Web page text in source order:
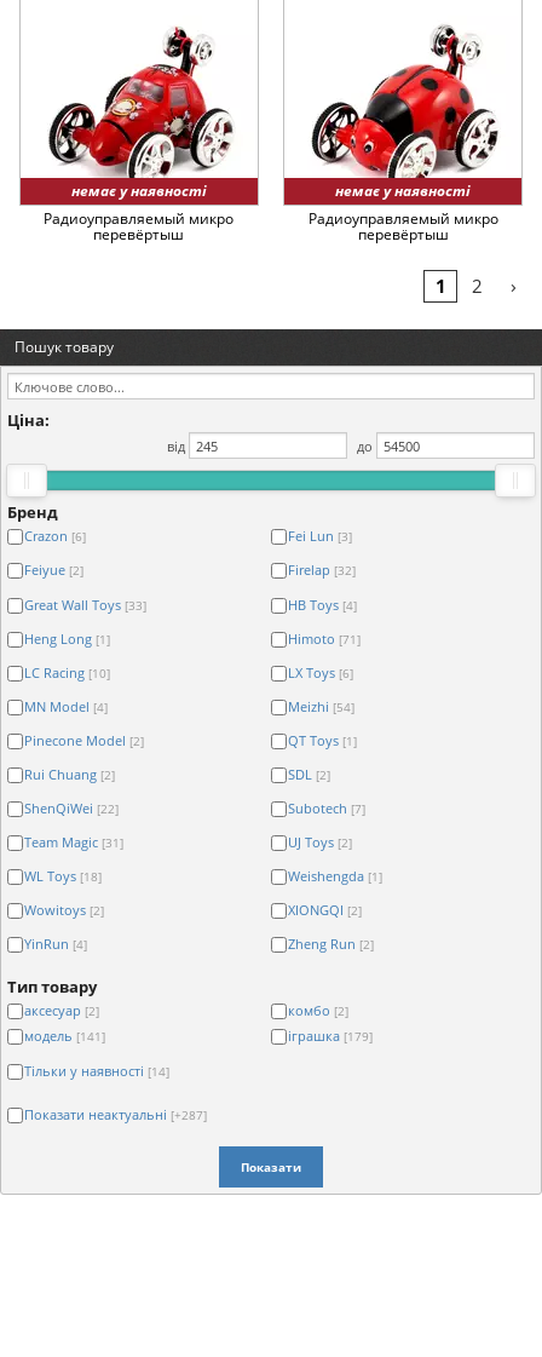
немає у наявності
Радиоуправляемый микро
перевёртыш
немає у наявності
Радиоуправляемый микро
перевёртыш
1 2 ›
Пошук товару
Ціна:
від до
Бренд
Crazon [6] Fei Lun [3]
Feiyue [2] Firelap [32]
Great Wall Toys [33] HB Toys [4]
Heng Long [1] Himoto [71]
LC Racing [10] LX Toys [6]
MN Model [4] Meizhi [54]
Pinecone Model [2] QT Toys [1]
Rui Chuang [2] SDL [2]
ShenQiWei [22] Subotech [7]
Team Magic [31] UJ Toys [2]
WL Toys [18] Weishengda [1]
Wowitoys [2] XIONGQI [2]
YinRun [4] Zheng Run [2]
Тип товару
аксесуар [2] комбо [2]
модель [141] іграшка [179]
Тільки у наявності [14]
Показати неактуальні [+287]
Показати